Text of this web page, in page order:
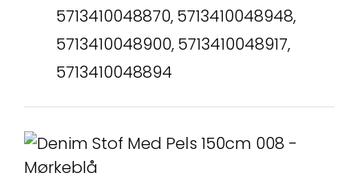
5713410048870, 5713410048948,
5713410048900, 5713410048917,
5713410048894